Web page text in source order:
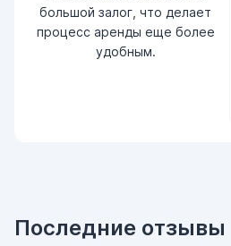
большой залог, что делает
процесс аренды еще более
удобным.
Последние отзывы